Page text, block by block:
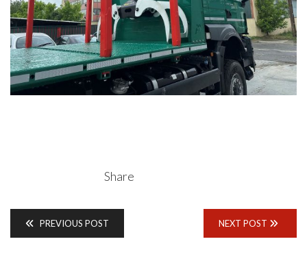
Share
PREVIOUS POST NEXT POST